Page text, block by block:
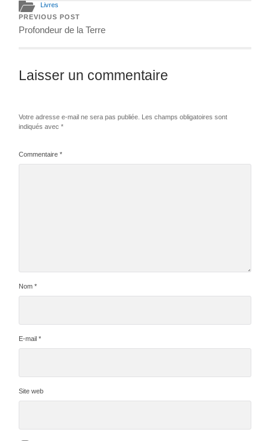
Livres
PREVIOUS POST
Profondeur de la Terre
Laisser un commentaire
Votre adresse e-mail ne sera pas publiée. Les champs obligatoires sont
indiqués avec*
Commentaire*
Nom*
E-mail*
Site web